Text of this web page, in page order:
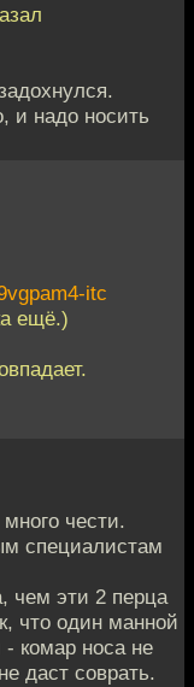
и надо носить
itc
ещё.)
чести.
специалистам
чем эти 2 перца
что один манной
комар носа не
даст соврать.